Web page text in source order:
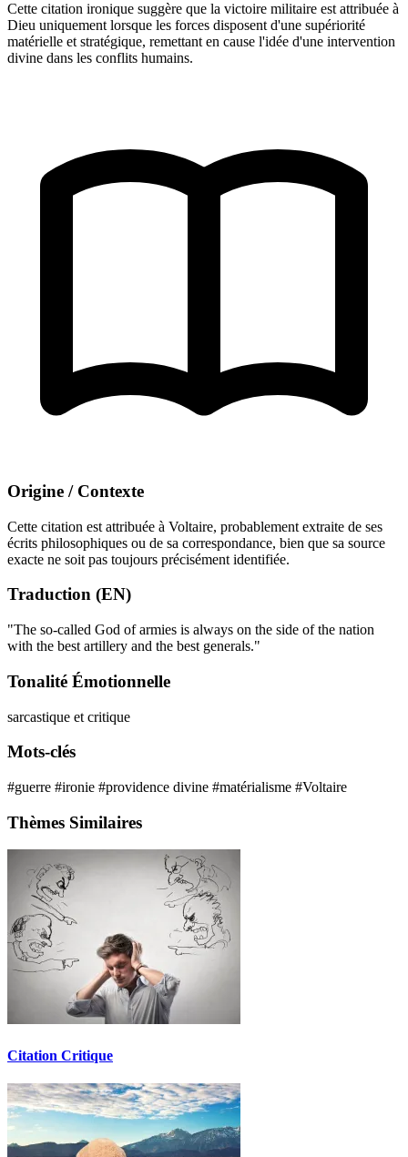
Cette citation ironique suggère que la victoire militaire est attribuée à
Dieu uniquement lorsque les forces disposent d'une supériorité
matérielle et stratégique, remettant en cause l'idée d'une intervention
divine dans les conflits humains.
Origine / Contexte
Cette citation est attribuée à Voltaire, probablement extraite de ses
écrits philosophiques ou de sa correspondance, bien que sa source
exacte ne soit pas toujours précisément identifiée.
Traduction (EN)
"The so-called God of armies is always on the side of the nation
with the best artillery and the best generals."
Tonalité Émotionnelle
sarcastique et critique
Mots-clés
#guerre #ironie #providence divine #matérialisme #Voltaire
Thèmes Similaires
Citation Critique